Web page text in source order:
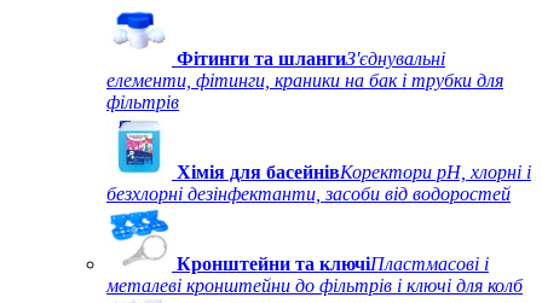
Фітинги та шлангиЗ'єднувальні
елементи, фітинги, краники на бак і трубки для
фільтрів
Хімія для басейнівКоректори рН, хлорні і
безхлорні дезінфектанти, засоби від водоростей
Кронштейни та ключіПластмасові і
металеві кронштейни до фільтрів і ключі для колб